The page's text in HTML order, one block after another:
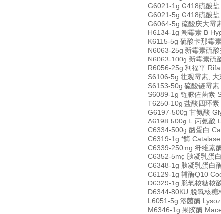
G6021-1g G418硫酸
G6021-5g G418硫酸
G6064-5g 硫酸庆大霉
H6134-1g 潮霉素 B
K6115-5g 硫酸卡那霉
N6063-25g 新霉素硫
N6063-100g 新霉素硫
R6056-25g 利福平
S6106-5g 壮观霉素,
S6153-50g 硫酸链霉
S6089-1g 链脲佐菌素
T6250-10g 盐酸四环
G6197-500g 甘氨酸
A6198-500g L-丙氨酸
C6334-500g 酪蛋白
C6319-1g *酶
C6339-250mg 纤维素
C6352-5mg 胰凝乳蛋
C6348-1g 胰凝乳蛋白
C6129-1g 辅酶Q10
D6329-1g 脱氧核糖核
D6344-80KU 脱氧核
L6051-5g 溶菌酶
M6346-1g 果胶酶